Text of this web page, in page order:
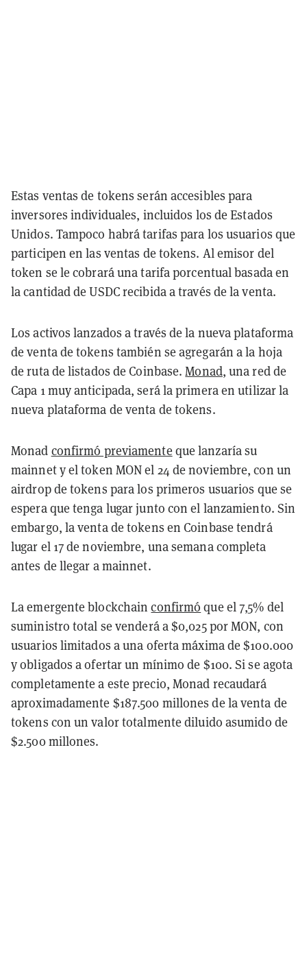
Estas ventas de tokens serán accesibles para
inversores individuales, incluidos los de Estados
Unidos. Tampoco habrá tarifas para los usuarios que
participen en las ventas de tokens. Al emisor del
token se le cobrará una tarifa porcentual basada en
la cantidad de USDC recibida a través de la venta.
Los activos lanzados a través de la nueva plataforma
de venta de tokens también se agregarán a la hoja
de ruta de listados de Coinbase.Monad, una red de
Capa 1 muy anticipada, será la primera en utilizar la
nueva plataforma de venta de tokens.
Monad confirmó previamente que lanzaría su
mainnet y el token MON el 24 de noviembre, con un
airdrop de tokens para los primeros usuarios que se
espera que tenga lugar junto con el lanzamiento. Sin
embargo, la venta de tokens en Coinbase tendrá
lugar el 17 de noviembre, una semana completa
antes de llegar a mainnet.
La emergente blockchainconfirmó que el 7,5% del
suministro total se venderá a $0,025 por MON, con
usuarios limitados a una oferta máxima de $100.000
y obligados a ofertar un mínimo de $100. Si se agota
completamente a este precio, Monad recaudará
aproximadamente $187.500 millones de la venta de
tokens con un valor totalmente diluido asumido de
$2.500 millones.